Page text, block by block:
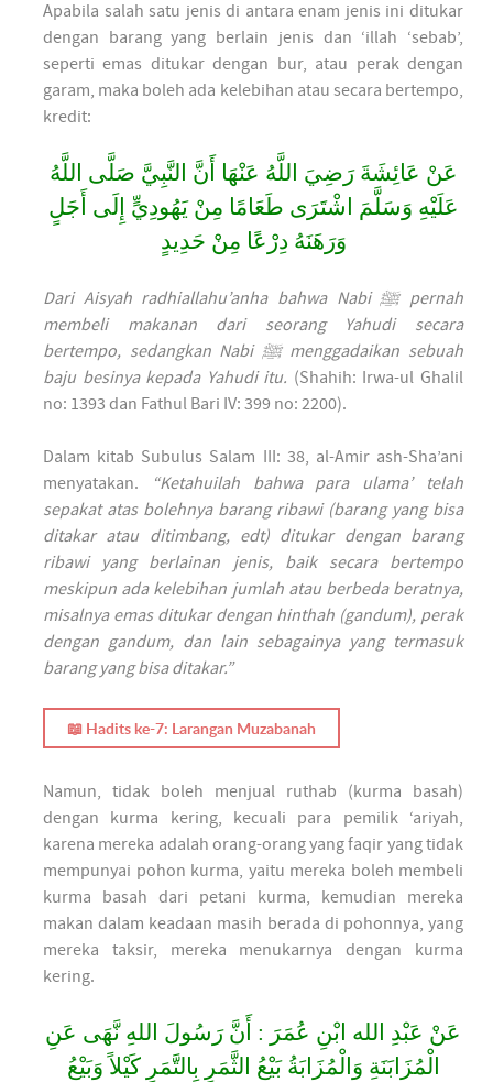
Apabila salah satu jenis di antara enam jenis ini ditukar
dengan barang yang berlain jenis dan ‘illah ‘sebab’,
seperti emas ditukar dengan bur, atau perak dengan
garam, maka boleh ada kelebihan atau secara bertempo,
kredit:
عَنْ عَائِشَةَ رَضِيَ اللَّهُ عَنْهَا أَنَّ النَّبِيَّ صَلَّى اللَّهُ
عَلَيْهِ وَسَلَّمَ اشْتَرَى طَعَامًا مِنْ يَهُودِيٍّ إِلَى أَجَلٍ
وَرَهَنَهُ دِرْعًا مِنْ حَدِيدٍ
Dari Aisyah radhiallahu’anha bahwa Nabi ﷺ pernah
membeli makanan dari seorang Yahudi secara
bertempo, sedangkan Nabi ﷺ menggadaikan sebuah
baju besinya kepada Yahudi itu. (Shahih: Irwa-ul Ghalil
no: 1393 dan Fathul Bari IV: 399 no: 2200).
Dalam kitab Subulus Salam III: 38, al-Amir ash-Sha’ani
menyatakan.
“Ketahuilah bahwa para ulama’ telah
sepakat atas bolehnya barang ribawi (barang yang bisa
ditakar atau ditimbang, edt) ditukar dengan barang
ribawi yang berlainan jenis, baik secara bertempo
meskipun ada kelebihan jumlah atau berbeda beratnya,
misalnya emas ditukar dengan hinthah (gandum), perak
dengan gandum, dan lain sebagainya yang termasuk
barang yang bisa ditakar.”
📖 Hadits ke-7: Larangan Muzabanah
Namun, tidak boleh menjual ruthab (kurma basah)
dengan kurma kering, kecuali para pemilik ‘ariyah,
karena mereka adalah orang-orang yang faqir yang tidak
mempunyai pohon kurma, yaitu mereka boleh membeli
kurma basah dari petani kurma, kemudian mereka
makan dalam keadaan masih berada di pohonnya, yang
mereka taksir, mereka menukarnya dengan kurma
kering.
عَنْ عَبْدِ الله ابْنِ عُمَرَ : أَنَّ رَسُولَ اللهِ نَّهَى عَنِ
الْمُزَابَنَةِ وَالْمُزَابَةُ بَيْعُ الثَّمَرِ بِالتَّمَرِ كَيْلاً وَبَيْعُ